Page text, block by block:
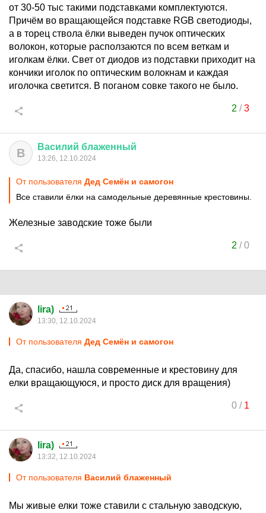
от 30-50 тыс такими подставками комплектуются.
Причём во вращающейся подставке RGB светодиоды,
а в торец ствола ёлки выведен пучок оптических
волокон, которые расползаются по всем веткам и
иголкам ёлки. Свет от диодов из подставки приходит на
кончики иголок по оптическим волокнам и каждая
иголочка светится. В поганом совке такого не было.
2 /3
В Василий блаженный
13:26, 12.10.2024
От пользователя Дед Семён и самогон
Все ставили ёлки на самодельные деревянные крестовины.
Железные заводские тоже были
2 /0
lira)
13:30, 12.10.2024
От пользователя Дед Семён и самогон
Да, спасибо, нашла современные и крестовину для
елки вращающуюся, и просто диск для вращения)
0/ 1
lira)
13:32, 12.10.2024
От пользователя Василий блаженный
Мы живые елки тоже ставили с стальную заводскую,